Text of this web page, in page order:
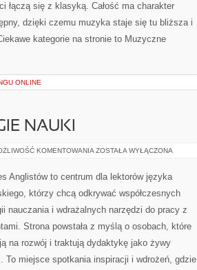
łączą się z klasyką. Całość ma charakter
dzięki czemu muzyka staje się tu bliższa i
kategorie na stronie to Muzyczne
ONLINE
NAUKI
KOMENTOWANIA MOTYWACJA
NAUKI
ZOSTAŁA WYŁĄCZONA
Anglistów to centrum dla lektorów języka
którzy chcą odkrywać współczesnych
nauczania i wdrażalnych narzędzi do pracy z
Strona powstała z myślą o osobach, które
na rozwój i traktują dydaktykę jako żywy
To miejsce spotkania inspiracji i wdrożeń, gdzie